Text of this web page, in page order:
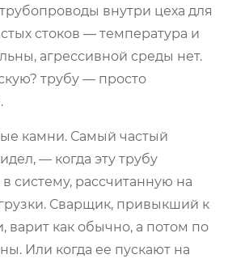
внутри цеха для
стоков — температура и
агрессивной среды нет.
трубу — просто
камни. Самый частый
— когда эту трубу
систему, рассчитанную на
Сварщик, привыкший к
варит как обычно, а потом по
Или когда ее пускают на